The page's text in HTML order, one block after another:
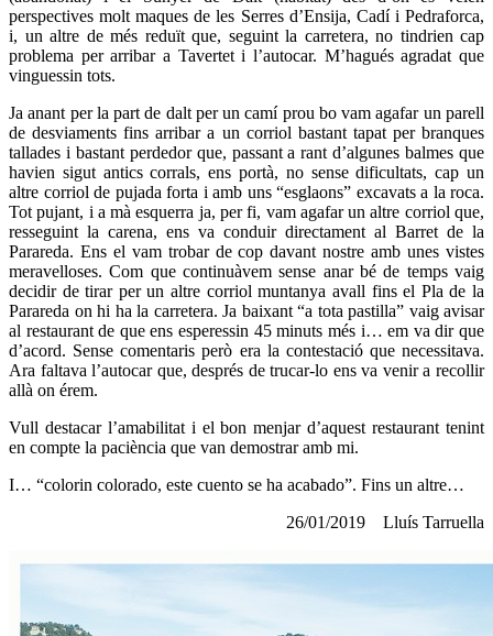
perspectives molt maques de les Serres d’Ensija, Cadí i Pedraforca,
i, un altre de més reduït que, seguint la carretera, no tindrien cap
problema per arribar a Tavertet i l’autocar. M’hagués agradat que
vinguessin tots.
Ja anant per la part de dalt per un camí prou bo vam agafar un parell
de desviaments fins arribar a un corriol bastant tapat per branques
tallades i bastant perdedor que, passant a rant d’algunes balmes que
havien sigut antics corrals, ens portà, no sense dificultats, cap un
altre corriol de pujada forta i amb uns “esglaons” excavats a la roca.
Tot pujant, i a mà esquerra ja, per fi, vam agafar un altre corriol que,
resseguint la carena, ens va conduir directament al Barret de la
Parareda. Ens el vam trobar de cop davant nostre amb unes vistes
meravelloses. Com que continuàvem sense anar bé de temps vaig
decidir de tirar per un altre corriol muntanya avall fins el Pla de la
Parareda on hi ha la carretera. Ja baixant “a tota pastilla” vaig avisar
al restaurant de que ens esperessin 45 minuts més i… em va dir que
d’acord. Sense comentaris però era la contestació que necessitava.
Ara faltava l’autocar que, després de trucar-lo ens va venir a recollir
allà on érem.
Vull destacar l’amabilitat i el bon menjar d’aquest restaurant tenint
en compte la paciència que van demostrar amb mi.
I… “colorin colorado, este cuento se ha acabado”. Fins un altre…
26/01/2019 Lluís Tarruella